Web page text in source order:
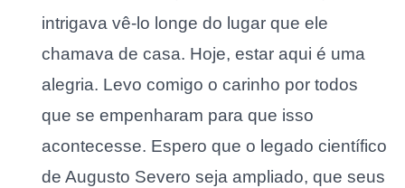
intrigava vê-lo longe do lugar que ele
chamava de casa. Hoje, estar aqui é uma
alegria. Levo comigo o carinho por todos
que se empenharam para que isso
acontecesse. Espero que o legado científico
de Augusto Severo seja ampliado, que seus